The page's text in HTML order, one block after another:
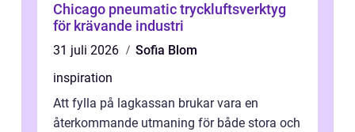
Chicago pneumatic tryckluftsverktyg
för krävande industri
31 juli 2026
Sofia Blom
inspiration
Att fylla på lagkassan brukar vara en
återkommande utmaning för både stora och